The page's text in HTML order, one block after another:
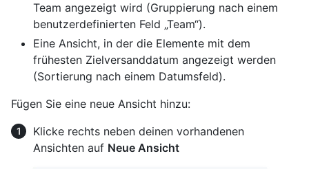
Team angezeigt wird (Gruppierung nach einem
benutzerdefinierten Feld „Team“).
Eine Ansicht, in der die Elemente mit dem
frühesten Zielversanddatum angezeigt werden
(Sortierung nach einem Datumsfeld).
Fügen Sie eine neue Ansicht hinzu:
Klicke rechts neben deinen vorhandenen
Ansichten auf Neue Ansicht